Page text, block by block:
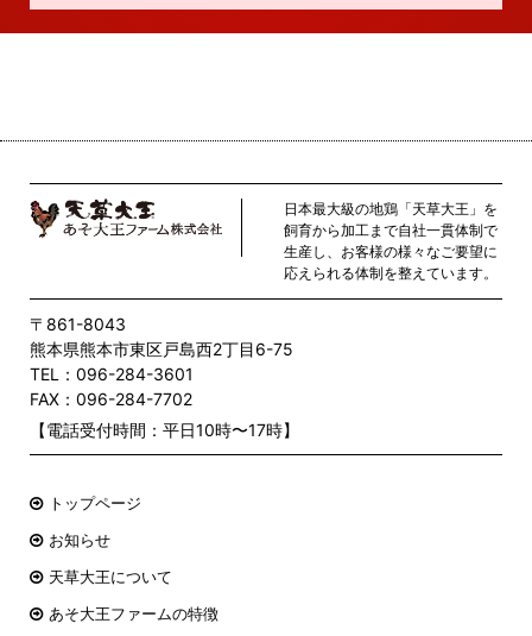
日本最大級の地鶏「天草大王」を
飼育から加工まで自社一貫体制で
生産し、お客様の様々なご要望に
応えられる体制を整えています。
〒861-8043
熊本県熊本市東区戸島西2丁目6-75
TEL：096-284-3601
FAX：096-284-7702
【電話受付時間：平日10時〜17時】
トップページ
お知らせ
天草大王について
あそ大王ファームの特徴